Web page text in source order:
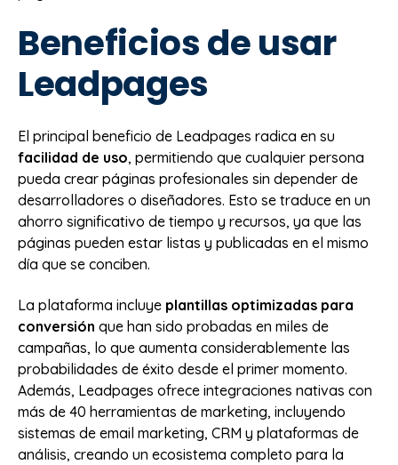
Beneficios de usar
Leadpages
El principal beneficio de Leadpages radica en su
facilidad de uso, permitiendo que cualquier persona
pueda crear páginas profesionales sin depender de
desarrolladores o diseñadores. Esto se traduce en un
ahorro significativo de tiempo y recursos, ya que las
páginas pueden estar listas y publicadas en el mismo
día que se conciben.
La plataforma incluye plantillas optimizadas para
conversión que han sido probadas en miles de
campañas, lo que aumenta considerablemente las
probabilidades de éxito desde el primer momento.
Además, Leadpages ofrece integraciones nativas con
más de 40 herramientas de marketing, incluyendo
sistemas de email marketing, CRM y plataformas de
análisis, creando un ecosistema completo para la